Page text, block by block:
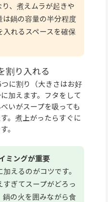
、煮えムラが起きや
は鍋の容量の半分程度
れるスペースを確保
割り入れる
に割り（大きさはお好
加えます。フタをして
いがスープを吸っても
。煮上がったらすぐに
。
ミングが重要
えるのがコツです。
ぎてスープがどろっ
鍋の火を囲みながら食